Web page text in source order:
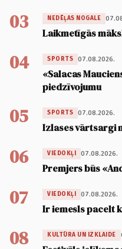
03 NEDĒĻAS NOGALE
Laikmetīgās
04 SPORTS 07.08.2026.
«Salacas
piedzīvojumu
05 SPORTS 07.08.2026.
Izlases vārtsargi
06 VIEDOKĻI 07.08.2026.
Premjers būs
07 VIEDOKĻI 07.08.2026.
Ir iemesls pacelt
08 KULTŪRA UN IZKLAIDE